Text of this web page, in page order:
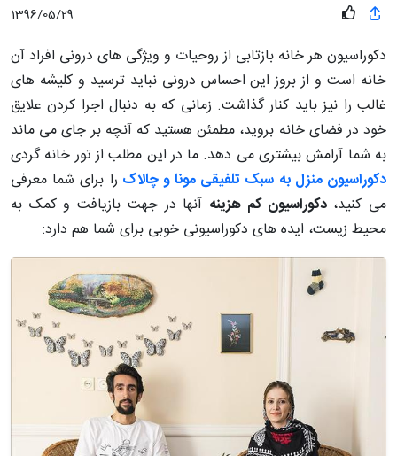
1396/05/29
دکوراسیون هر خانه بازتابی از روحیات و ویژگی های درونی افراد آن
خانه است و از بروز این احساس درونی نباید ترسید و کلیشه های
غالب را نیز باید کنار گذاشت. زمانی که به دنبال اجرا کردن علایق
خود در فضای خانه بروید، مطمئن هستید که آنچه بر جای می ماند
به شما آرامش بیشتری می دهد. ما در این مطلب از تور خانه گردی
دکوراسیون منزل به سبک تلفیقی مونا و چالاک را برای شما معرفی
می کنید،دکوراسیون کم هزینه آنها در جهت بازیافت و کمک به
محیط زیست، ایده های دکوراسیونی خوبی برای شما هم دارد: